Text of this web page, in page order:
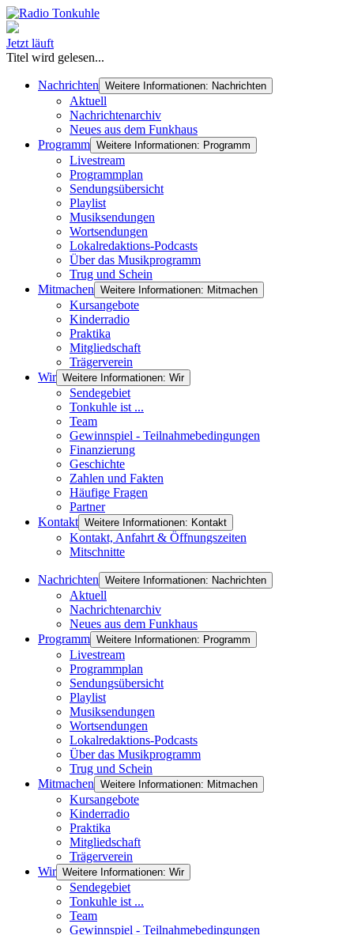
Jetzt läuft
Titel wird gelesen...
Nachrichten Weitere Informationen: Nachrichten
Aktuell
Nachrichtenarchiv
Neues aus dem Funkhaus
Programm Weitere Informationen: Programm
Livestream
Programmplan
Sendungsübersicht
Playlist
Musiksendungen
Wortsendungen
Lokalredaktions-Podcasts
Über das Musikprogramm
Trug und Schein
Mitmachen Weitere Informationen: Mitmachen
Kursangebote
Kinderradio
Praktika
Mitgliedschaft
Trägerverein
Wir Weitere Informationen: Wir
Sendegebiet
Tonkuhle ist ...
Team
Gewinnspiel - Teilnahmebedingungen
Finanzierung
Geschichte
Zahlen und Fakten
Häufige Fragen
Partner
Kontakt Weitere Informationen: Kontakt
Kontakt, Anfahrt & Öffnungszeiten
Mitschnitte
Nachrichten Weitere Informationen: Nachrichten
Aktuell
Nachrichtenarchiv
Neues aus dem Funkhaus
Programm Weitere Informationen: Programm
Livestream
Programmplan
Sendungsübersicht
Playlist
Musiksendungen
Wortsendungen
Lokalredaktions-Podcasts
Über das Musikprogramm
Trug und Schein
Mitmachen Weitere Informationen: Mitmachen
Kursangebote
Kinderradio
Praktika
Mitgliedschaft
Trägerverein
Wir Weitere Informationen: Wir
Sendegebiet
Tonkuhle ist ...
Team
Gewinnspiel - Teilnahmebedingungen